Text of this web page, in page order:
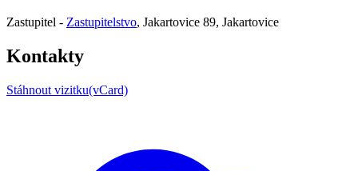
Zastupitel - Zastupitelstvo, Jakartovice 89, Jakartovice
Kontakty
Stáhnout vizitku(vCard)